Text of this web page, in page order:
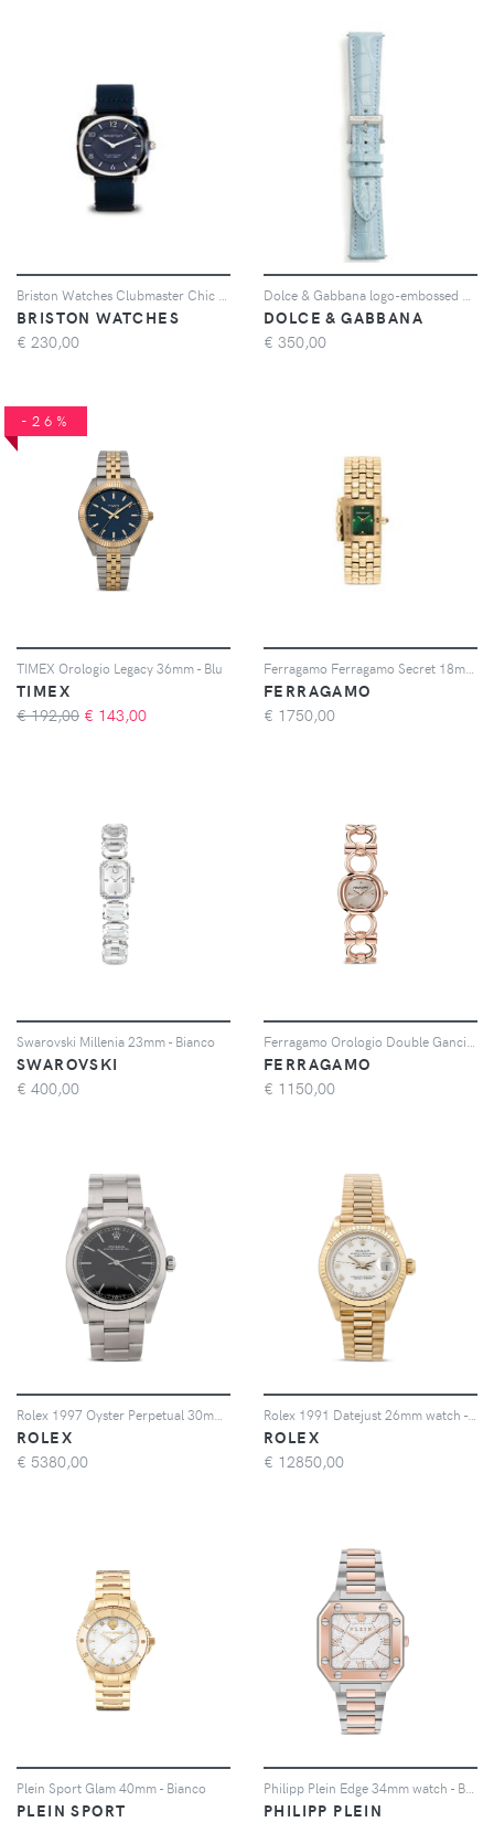
BRISTON WATCHES
€ 230,00
DOLCE & GABBANA
€ 350,00
-26%
TIMEX Orologio Legacy 36mm - Blu
TIMEX
€ 192,00 € 143,00
FERRAGAMO
€ 1750,00
Swarovski Millenia 23mm - Bianco
SWAROVSKI
€ 400,00
FERRAGAMO
€ 1150,00
ROLEX
€ 5380,00
ROLEX
€ 12850,00
Plein Sport Glam 40mm - Bianco
PLEIN SPORT
PHILIPP PLEIN